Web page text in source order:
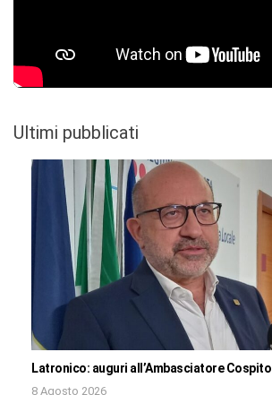
Ultimi pubblicati
Latronico: auguri all’Ambasciatore Cospito
8 Agosto 2026